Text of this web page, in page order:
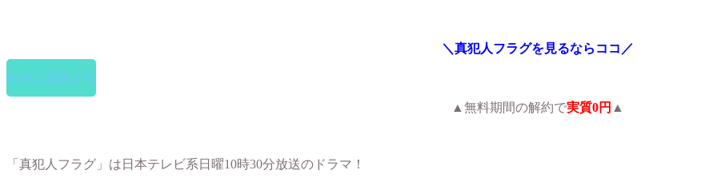
＼真犯人フラグを見るならココ／
Huluに登録する
▲無料期間の解約で実質0円 ▲
「真犯人フラグ」は日本テレビ系日曜10時30分放送のドラマ！